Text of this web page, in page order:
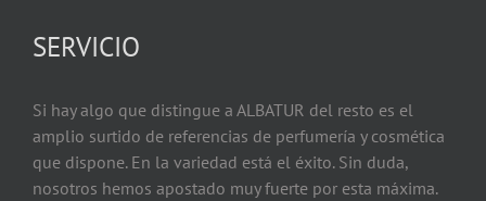
SERVICIO
Si hay algo que distingue a ALBATUR del resto es el
amplio surtido de referencias de perfumería y cosmética
que dispone. En la variedad está el éxito. Sin duda,
nosotros hemos apostado muy fuerte por esta máxima.